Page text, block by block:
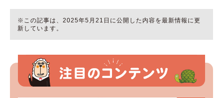
※この記事は、2025年5月21日に公開した内容を最新情報に更
新しています。